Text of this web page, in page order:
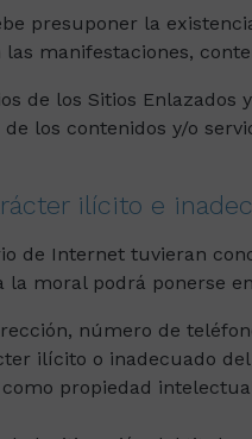
presuponer la
las manifestaciones,
de los Sitios
los contenidos y/o
ilícito e
de Internet tuvieran
la moral podrá ponerse
número de
ilícito o inadecuado
propiedad